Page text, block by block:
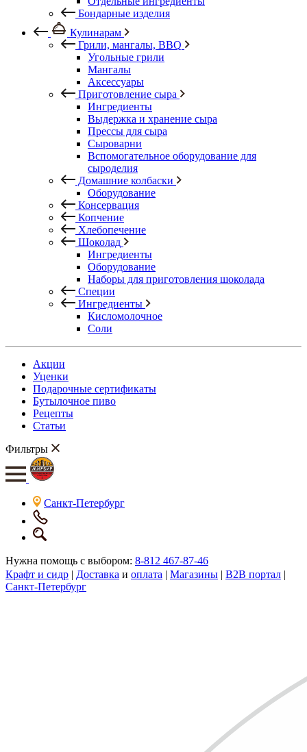
Бондарные изделия
Кулинарам
Грили, мангалы, BBQ
Угольные грили
Мангалы
Аксессуары
Приготовление сыра
Ингредиенты
Выдержка и хранение сыра
Прессы для сыра
Сыроварни
Вспомогательное оборудование для
сыроделия
Домашние колбаски
Оборудование
Консервация
Копчение
Хлебопечение
Шоколад
Ингредиенты
Оборудование
Наборы для приготовления шоколада
Специи
Ингредиенты
Кисломолочное
Соли
Акции
Уценки
Подарочные сертификаты
Бутылочное пиво
Рецепты
Статьи
Фильтры
Санкт-Петербург
Нужна помощь с выбором: 8-812 467-87-46
Крафт и сидр | Доставка и оплата | Магазины | B2B портал |
Санкт-Петербург